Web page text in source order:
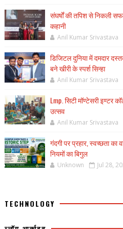
संघर्षों की तपिश से निकली
कहानी
Anil Kumar Srivastava
डिजिटल दुनिया में दमदार
बने खीरी के स्पर्श सिन्हा
Anil Kumar Srivastava
Lmp. सिटी मॉण्टेसरी इण्टर
उत्सव
Anil Kumar Srivastava
गंदगी पर प्रहार, स्वच्छता का
नियमों का बिगुल
Unknown Jul 28,
TECHNOLOGY